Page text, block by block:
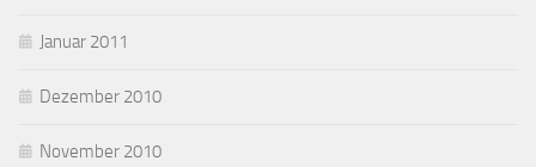
Januar 2011
Dezember 2010
November 2010